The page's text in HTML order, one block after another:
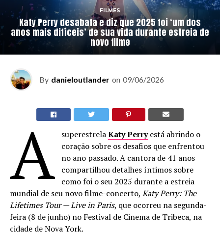
FILMES
Katy Perry desabafa e diz que 2025 foi ‘um dos
anos mais difíceis’ de sua vida durante estreia de
novo filme
By danieloutlander on 09/06/2026
A superestrelaKaty Perryestá abrindo o
coração sobre os desafios que enfrentou
no ano passado. A cantora de 41 anos
compartilhou detalhes íntimos sobre
como foi o seu 2025 durante a estreia
mundial de seu novo filme-concerto, Katy Perry: The
Lifetimes Tour — Live in Paris, que ocorreu na segunda-
feira (8 de junho) no Festival de Cinema de Tribeca, na
cidade de Nova York.